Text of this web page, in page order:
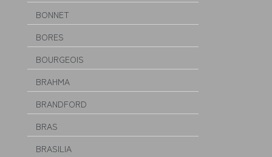
BONNET
BORES
BOURGEOIS
BRAHMA
BRANDFORD
BRAS
BRASILIA